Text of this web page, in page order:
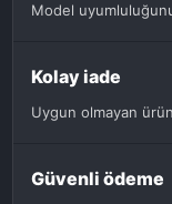
Model
Kolay iade
Uygun olmayan
Güvenli ödeme